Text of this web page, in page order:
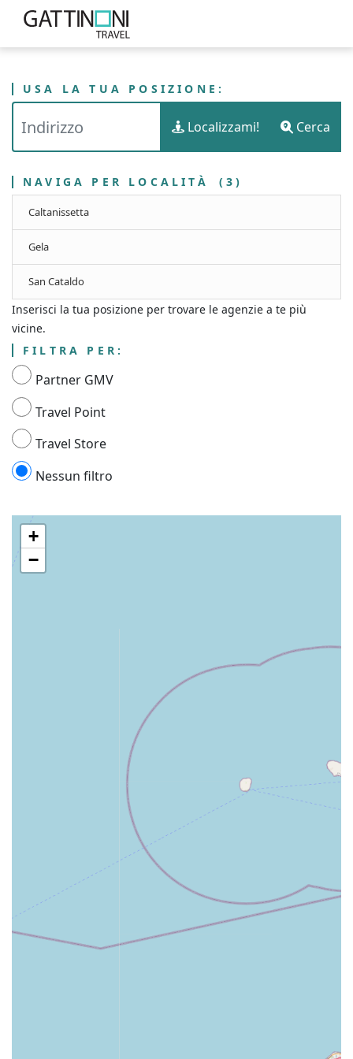
GATTINONI TRAVEL - LIBERO CONSORZIO COMUNALE DI CALTANISSETTA
USA LA TUA POSIZIONE:
Localizzami! Cerca
NAVIGA PER LOCALITÀ (3)
Caltanissetta
Gela
San Cataldo
Inserisci la tua posizione per trovare le agenzie a te più
vicine.
FILTRA PER:
Partner GMV
Travel Point
Travel Store
Nessun filtro
+
−